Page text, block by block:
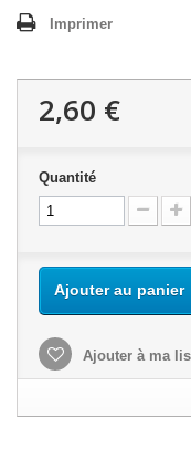
Imprimer
2,60 €
Quantité
Ajouter au panier
Ajouter à ma